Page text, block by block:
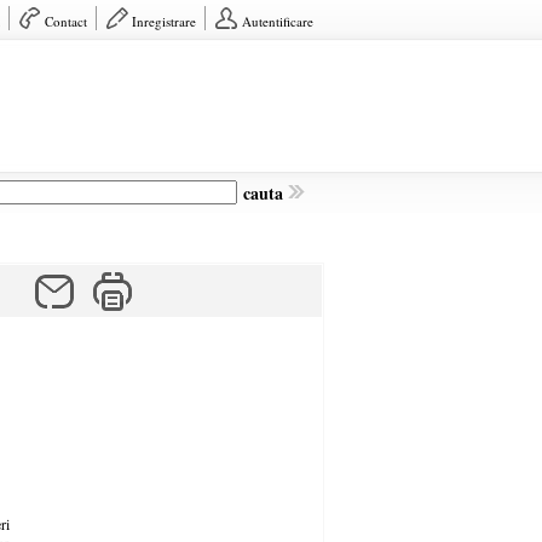
Contact Inregistrare Autentificare
cauta